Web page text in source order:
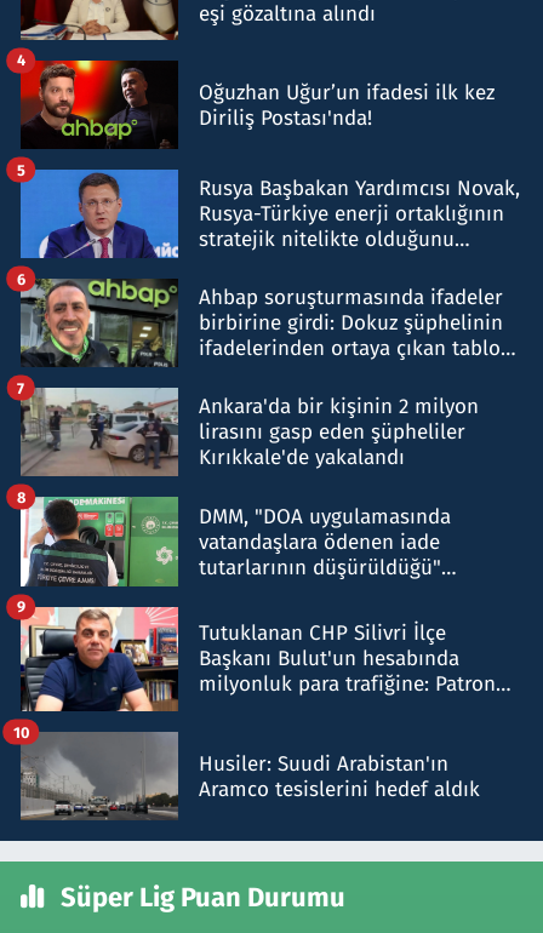
eşi gözaltına alındı
Oğuzhan Uğur’un ifadesi ilk kez
Diriliş Postası'nda!
4
Rusya Başbakan Yardımcısı Novak,
Rusya-Türkiye enerji ortaklığının
stratejik nitelikte olduğunu
5
Ahbap soruşturmasında ifadeler
birbirine girdi: Dokuz şüphelinin
ifadelerinden ortaya çıkan tablo
6
Ankara'da bir kişinin 2 milyon
lirasını gasp eden şüpheliler
Kırıkkale'de yakalandı
7
DMM, "DOA uygulamasında
vatandaşlara ödenen iade
tutarlarının düşürüldüğü"
8
Tutuklanan CHP Silivri İlçe
Başkanı Bulut'un hesabında
milyonluk para trafiğine: Patron
9
Husiler: Suudi Arabistan'ın
Aramco tesislerini hedef aldık
10
Süper Lig Puan Durumu